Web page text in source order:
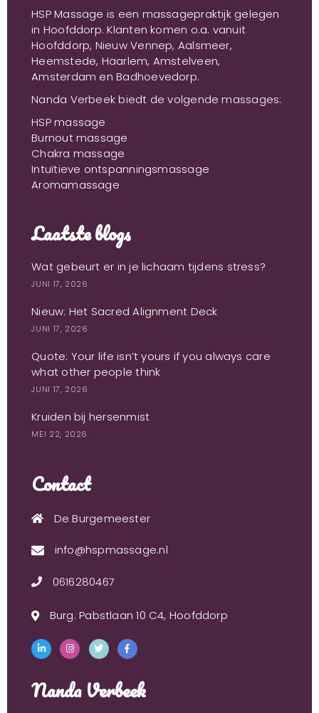
HSP Massage is een massagepraktijk gelegen
in Hoofddorp. Klanten komen o.a. vanuit
Hoofddorp, Nieuw Vennep, Aalsmeer,
Heemstede, Haarlem, Amstelveen,
Amsterdam en Badhoevedorp.
Nanda Verbeek biedt de volgende massages:
HSP massage
Burnout massage
Chakra massage
Intuïtieve ontspanningsmassage
Aromamassage
Laatste blogs
Wat gebeurt er in je lichaam tijdens stress?
JUNI 17, 2026
Nieuw: Het Sacred Alignment Deck
JUNI 17, 2026
Quote: Your life isn’t yours if you always care
what other people think
JUNI 17, 2026
Kruiden bij hersenmist
MEI 22, 2026
Contact
De Burgemeester
info@hspmassage.nl
0616280467
Burg. Pabstlaan 10 C4, Hoofddorp
Nanda Verbeek